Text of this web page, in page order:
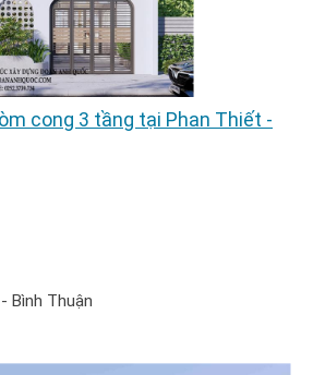
cong 3 tầng tại Phan Thiết -
Bình Thuận